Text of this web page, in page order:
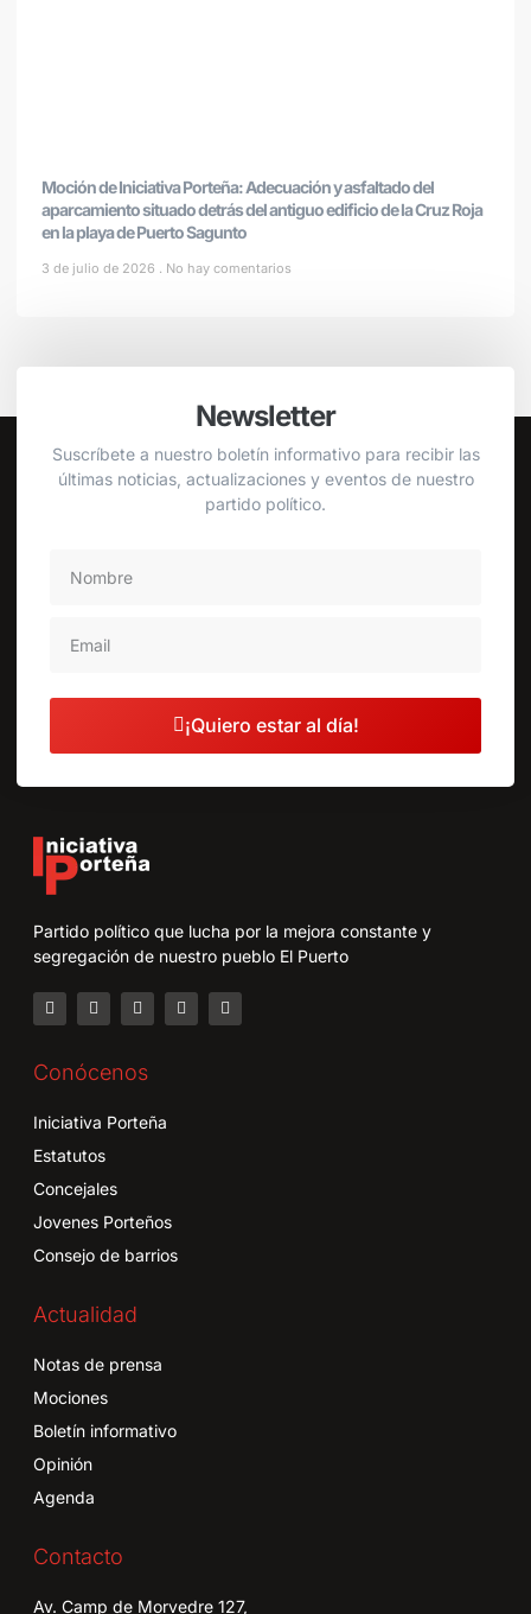
Moción de Iniciativa Porteña: Adecuación y asfaltado del
aparcamiento situado detrás del antiguo edificio de la Cruz Roja
en la playa de Puerto Sagunto
3 de julio de 2026 No hay comentarios
Newsletter
Suscríbete a nuestro boletín informativo para recibir las
últimas noticias, actualizaciones y eventos de nuestro
partido político.
¡Quiero estar al día!
Partido político que lucha por la mejora constante y
segregación de nuestro pueblo El Puerto
Conócenos
Iniciativa Porteña
Estatutos
Concejales
Jovenes Porteños
Consejo de barrios
Actualidad
Notas de prensa
Mociones
Boletín informativo
Opinión
Agenda
Contacto
Av. Camp de Morvedre 127,